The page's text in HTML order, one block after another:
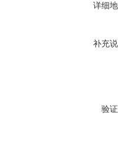
详细
补充
验